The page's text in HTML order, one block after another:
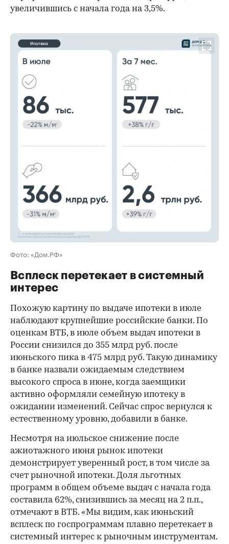
увеличившись с начала года на 3,5%.
Фото: «Дом.РФ»
Всплеск перетекает в системный
интерес
Похожую картину по выдаче ипотеки в июле
наблюдают крупнейшие российские банки. По
оценкам ВТБ, в июле объем выдач ипотеки в
России снизился до 355 млрд руб. после
июньского пика в 475 млрд руб. Такую динамику
в банке назвали ожидаемым следствием
высокого спроса в июне, когда заемщики
активно оформляли семейную ипотеку в
ожидании изменений. Сейчас спрос вернулся к
естественному уровню, добавили в банке.
Несмотря на июльское снижение после
ажиотажного июня рынок ипотеки
демонстрирует уверенный рост, в том числе за
счет рыночной ипотеки. Доля льготных
программ в общем объеме выдач с начала года
составила 62%, снизившись за месяц на 2 п.п.,
отмечают в ВТБ. «Мы видим, как июньский
всплеск по госпрограммам плавно перетекает в
системный интерес к рыночным инструментам.